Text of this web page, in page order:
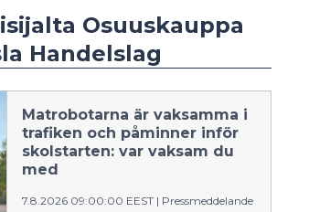
Osuuskauppa
Handelslag
Matrobotarna är vaksamma i
trafiken och påminner inför
skolstarten: var vaksam du
med
7.8.2026 09:00:00 EEST | Pressmeddelande